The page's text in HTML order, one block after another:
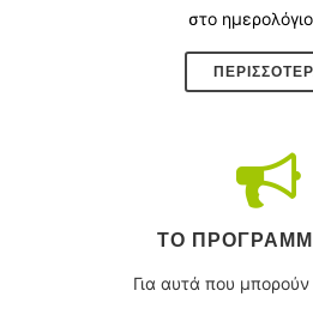
στο
ΤΟ
Για αυτά που μπορούν